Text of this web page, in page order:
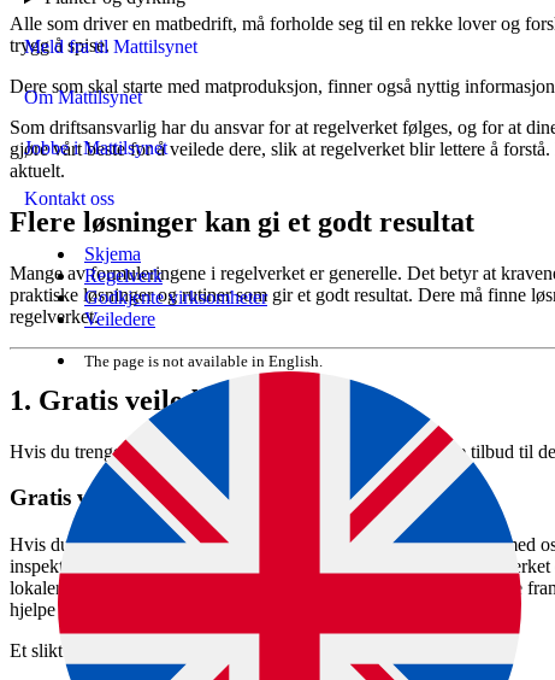
Meld fra til Mattilsynet
Om Mattilsynet
Jobbe i Mattilsynet
Kontakt oss
Skjema
Regelverk
Godkjente virksomheter
Veiledere
The page is not available in English.
Alle som driver en matbedrift, må forholde seg til en rekke lover og
trygg å spise.
Dere som skal starte med matproduksjon, finner også nyttig
Som driftsansvarlig har du ansvar for at regelverket følges, og for at
gjøre vårt beste for å veilede dere, slik at regelverket blir lettere å
aktuelt.
Flere løsninger kan gi et godt resultat
Mange av formuleringene i regelverket er generelle. Det betyr at
praktiske løsninger og rutiner som gir et godt resultat. Dere må finne
regelverket.
1. Gratis veiledning
Hvis du trenger hjelp i oppstartfasen eller senere, har vi flere tilbud til
Gratis veiledningsmøte
Hvis du trenger mer veiledning kan du avtale et veiledningsmøte med
inspektør fra Mattilsynet. Inspektøren veileder om kravene i
lokaler, mathåndtering og internkontroll. Vi hjelper deg også å finne
hjelpe deg videre.
Et slikt møte kan passe for blant annet